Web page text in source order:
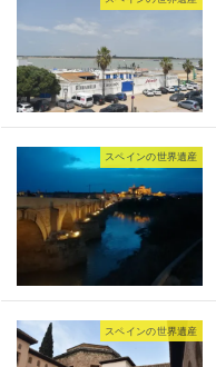
スペインの世界遺産
スペインの世界遺産